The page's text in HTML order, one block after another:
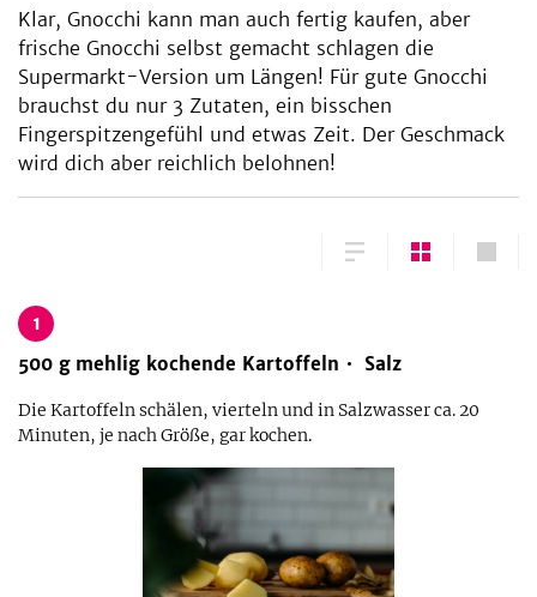
Klar, Gnocchi kann man auch fertig kaufen, aber
frische Gnocchi selbst gemacht schlagen die
Supermarkt-Version um Längen! Für gute Gnocchi
brauchst du nur 3 Zutaten, ein bisschen
Fingerspitzengefühl und etwas Zeit. Der Geschmack
wird dich aber reichlich belohnen!
1
500 g mehlig kochende Kartoffeln Salz
Die Kartoffeln schälen, vierteln und in Salzwasser ca. 20
Minuten, je nach Größe, gar kochen.